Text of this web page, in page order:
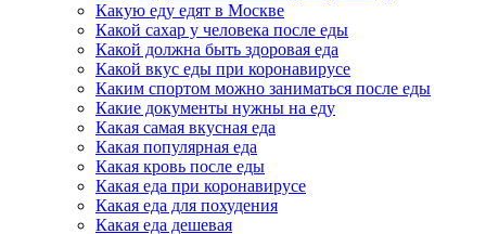
Какую еду едят в Москве
Какой сахар у человека после еды
Какой должна быть здоровая еда
Какой вкус еды при коронавирусе
Каким спортом можно заниматься после еды
Какие документы нужны на еду
Какая самая вкусная еда
Какая популярная еда
Какая кровь после еды
Какая еда при коронавирусе
Какая еда для похудения
Какая еда дешевая